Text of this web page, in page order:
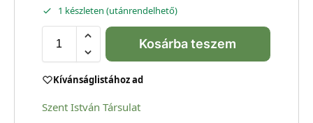
1 készleten (utánrendelhető)
Kosárba teszem
Kívánságlistához ad
Szent István Társulat